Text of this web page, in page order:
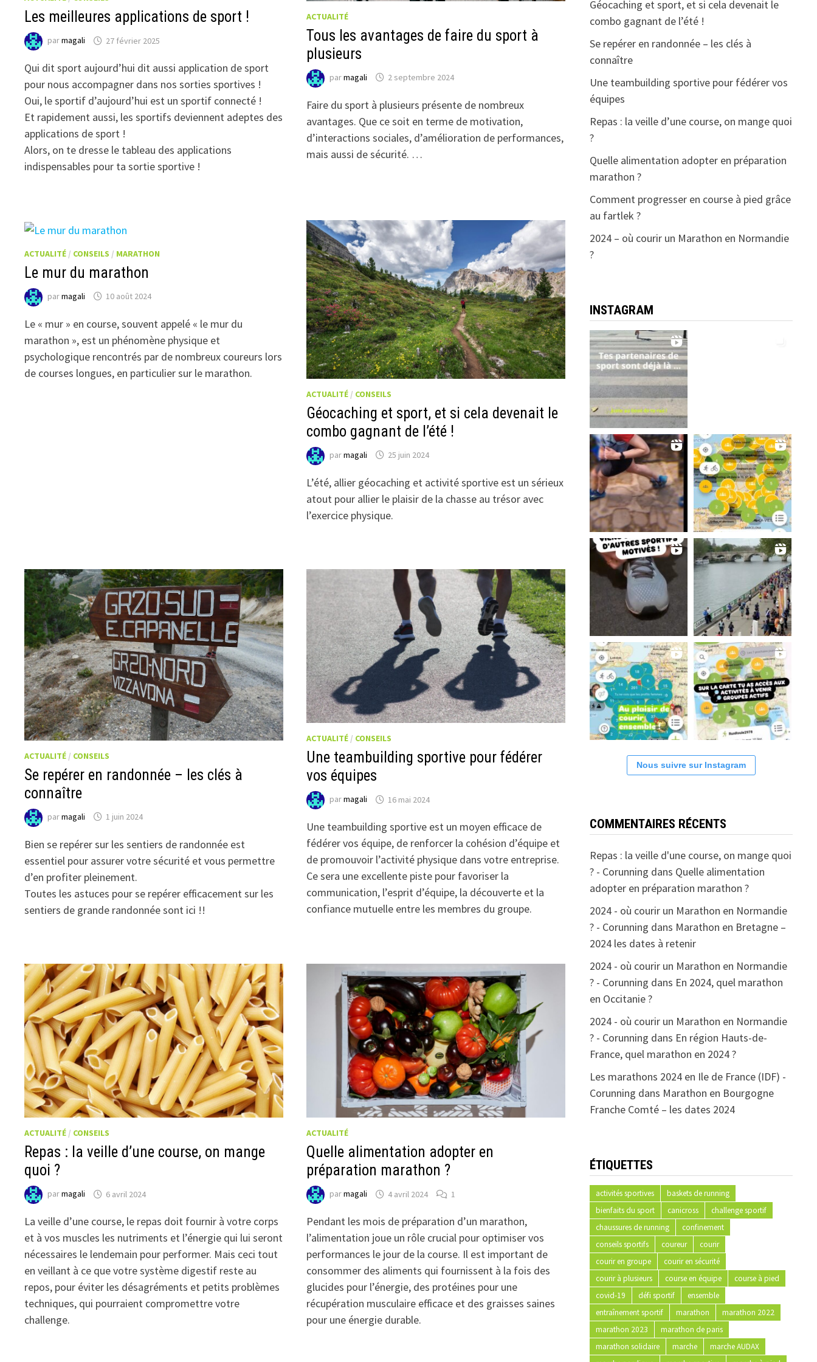
Les meilleures applications de sport !
parmagali 27 février 2025
Qui dit sport aujourd’hui dit aussi application de sport
pour nous accompagner dans nos sorties sportives !
Oui, le sportif d’aujourd’hui est un sportif connecté !
Et rapidement aussi, les sportifs deviennent adeptes des
applications de sport !
Alors, on te dresse le tableau des applications
indispensables pour ta sortie sportive !
ACTUALITÉ
Tous les avantages de faire du sport à
plusieurs
parmagali 2 septembre 2024
Faire du sport à plusieurs présente de nombreux
avantages. Que ce soit en terme de motivation,
d’interactions sociales, d’amélioration de performances,
mais aussi de sécurité. …
ACTUALITÉ / CONSEILS / MARATHON
Le mur du marathon
parmagali 10 août 2024
Le « mur » en course, souvent appelé « le mur du
marathon », est un phénomène physique et
psychologique rencontrés par de nombreux coureurs lors
de courses longues, en particulier sur le marathon.
ACTUALITÉ / CONSEILS
Géocaching et sport, et si cela devenait le
combo gagnant de l’été !
parmagali 25 juin 2024
L’été, allier géocaching et activité sportive est un sérieux
atout pour allier le plaisir de la chasse au trésor avec
l’exercice physique.
ACTUALITÉ / CONSEILS
Se repérer en randonnée – les clés à
connaître
parmagali 1 juin 2024
Bien se repérer sur les sentiers de randonnée est
essentiel pour assurer votre sécurité et vous permettre
d’en profiter pleinement.
Toutes les astuces pour se repérer efficacement sur les
sentiers de grande randonnée sont ici !!
ACTUALITÉ / CONSEILS
Une teambuilding sportive pour fédérer
vos équipes
parmagali 16 mai 2024
Une teambuilding sportive est un moyen efficace de
fédérer vos équipe, de renforcer la cohésion d’équipe et
de promouvoir l’activité physique dans votre entreprise.
Ce sera une excellente piste pour favoriser la
communication, l’esprit d’équipe, la découverte et la
confiance mutuelle entre les membres du groupe.
ACTUALITÉ / CONSEILS
Repas : la veille d’une course, on mange
quoi ?
parmagali 6 avril 2024
La veille d’une course, le repas doit fournir à votre corps
et à vos muscles les nutriments et l’énergie qui lui seront
nécessaires le lendemain pour performer. Mais ceci tout
en veillant à ce que votre système digestif reste au
repos, pour éviter les désagréments et petits problèmes
techniques, qui pourraient compromettre votre
challenge.
ACTUALITÉ
Quelle alimentation adopter en
préparation marathon ?
parmagali 4 avril 2024 1
Pendant les mois de préparation d’un marathon,
l’alimentation joue un rôle crucial pour optimiser vos
performances le jour de la course. Il est important de
consommer des aliments qui fournissent à la fois des
glucides pour l’énergie, des protéines pour une
récupération musculaire efficace et des graisses saines
pour une énergie durable.
Géocaching et sport, et si cela devenait le
combo gagnant de l’été !
Se repérer en randonnée – les clés à
connaître
Une teambuilding sportive pour fédérer vos
équipes
Repas : la veille d’une course, on mange quoi
?
Quelle alimentation adopter en préparation
marathon ?
Comment progresser en course à pied grâce
au fartlek ?
2024 – où courir un Marathon en Normandie
?
INSTAGRAM
Nous suivre sur Instagram
COMMENTAIRES RÉCENTS
Repas : la veille d'une course, on mange quoi
? - Corunning dans Quelle alimentation
adopter en préparation marathon ?
2024 - où courir un Marathon en Normandie
? - Corunning dans Marathon en Bretagne –
2024 les dates à retenir
2024 - où courir un Marathon en Normandie
? - Corunning dans En 2024, quel marathon
en Occitanie ?
2024 - où courir un Marathon en Normandie
? - Corunning dans En région Hauts-de-
France, quel marathon en 2024 ?
Les marathons 2024 en Ile de France (IDF) -
Corunning dans Marathon en Bourgogne
Franche Comté – les dates 2024
ÉTIQUETTES
activités sportives
baskets de running
bienfaits du sport
canicross
challenge sportif
chaussures de running
confinement
conseils sportifs
coureur
courir
courir en groupe
courir en sécurité
courir à plusieurs
course en équipe
course à pied
covid-19
défi sportif
ensemble
entraînement sportif
marathon
marathon 2022
marathon 2023
marathon de paris
marathon solidaire
marche
marche AUDAX